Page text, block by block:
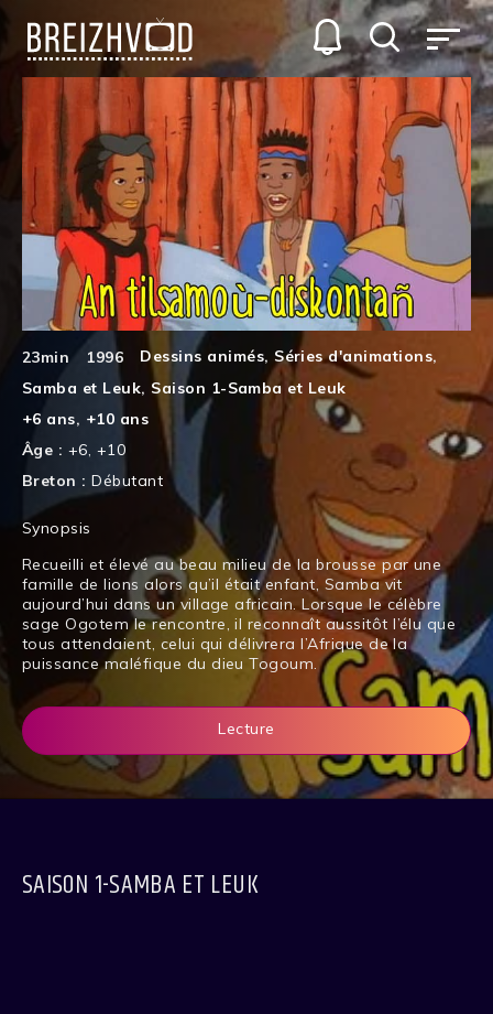
23min 1996 Dessins animés, Séries d'animations,
Samba et Leuk, Saison 1-Samba et Leuk
+6 ans, +10 ans
Âge : +6, +10
Breton :Débutant
Synopsis
Recueilli et élevé au beau milieu de la brousse par une
famille de lions alors qu’il était enfant, Samba vit
aujourd’hui dans un village africain. Lorsque le célèbre
sage Ogotem le rencontre, il reconnaît aussitôt l’élu que
tous attendaient, celui qui délivrera l’Afrique de la
puissance maléfique du dieu Togoum.
Lecture
SAISON 1-SAMBA ET LEUK